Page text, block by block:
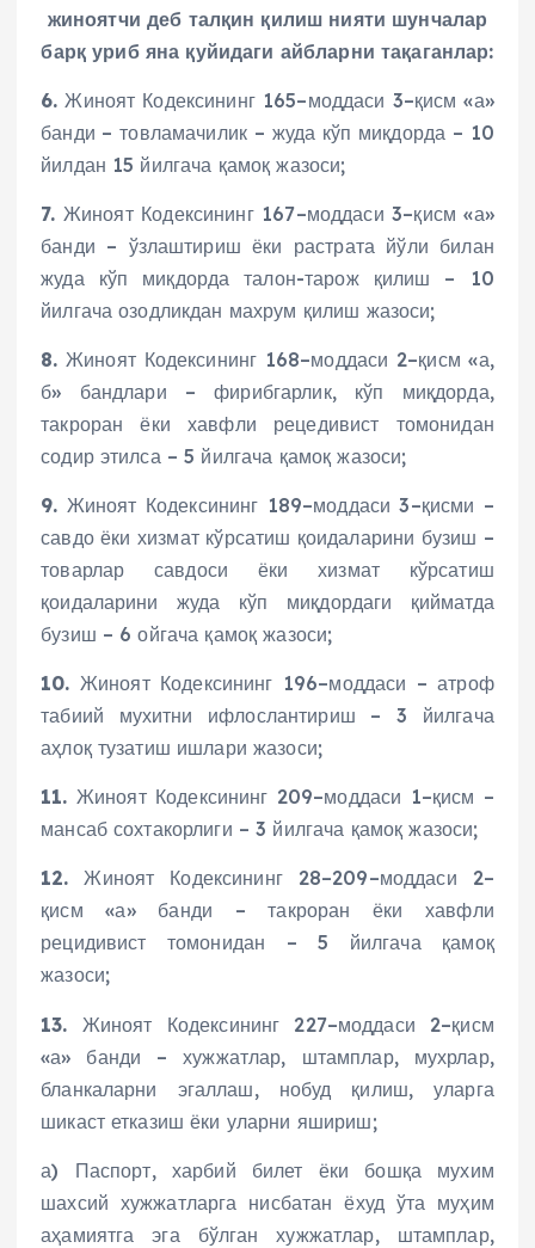
жиноятчи деб талқин қилиш нияти шунчалар
барқ уриб яна қуйидаги айбларни тақаганлар:
6. Жиноят Кодексининг 165–моддаси 3–қисм «а»
банди – товламачилик – жуда кўп миқдорда – 10
йилдан 15 йилгача қамоқ жазоси;
7. Жиноят Кодексининг 167–моддаси 3–қисм «а»
банди – ўзлаштириш ёки растрата йўли билан
жуда кўп миқдорда талон-тарож қилиш – 10
йилгача озодликдан махрум қилиш жазоси;
8. Жиноят Кодексининг 168–моддаси 2–қисм «а,
б» бандлари – фирибгарлик, кўп миқдорда,
такроран ёки хавфли рецедивист томонидан
содир этилса – 5 йилгача қамоқ жазоси;
9. Жиноят Кодексининг 189–моддаси 3–қисми –
савдо ёки хизмат кўрсатиш қоидаларини бузиш –
товарлар савдоси ёки хизмат кўрсатиш
қоидаларини жуда кўп миқдордаги қийматда
бузиш – 6 ойгача қамоқ жазоси;
10. Жиноят Кодексининг 196–моддаси – атроф
табиий мухитни ифлослантириш – 3 йилгача
аҳлоқ тузатиш ишлари жазоси;
11. Жиноят Кодексининг 209–моддаси 1–қисм –
мансаб сохтакорлиги – 3 йилгача қамоқ жазоси;
12. Жиноят Кодексининг 28–209–моддаси 2–
қисм «а» банди – такроран ёки хавфли
рецидивист томонидан – 5 йилгача қамоқ
жазоси;
13. Жиноят Кодексининг 227–моддаси 2–қисм
«а» банди – хужжатлар, штамплар, мухрлар,
бланкаларни эгаллаш, нобуд қилиш, уларга
шикаст етказиш ёки уларни яшириш;
а) Паспорт, харбий билет ёки бошқа мухим
шахсий хужжатларга нисбатан ёхуд ўта муҳим
аҳамиятга эга бўлган хужжатлар, штамплар,